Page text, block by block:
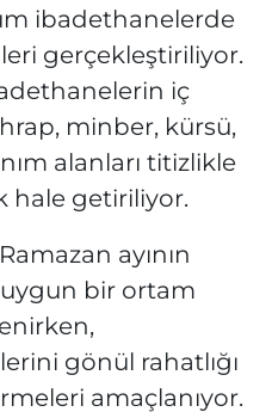
ibadethanelerde
gerçekleştiriliyor.
iç
minber, kürsü,
alanları titizlikle
hale getiriliyor.
ayının
bir ortam
gönül rahatlığı
amaçlanıyor.